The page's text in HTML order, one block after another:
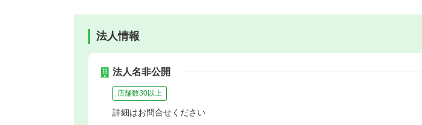
法人情報
法人名非公開
店舗数30以上
詳細はお問合せください